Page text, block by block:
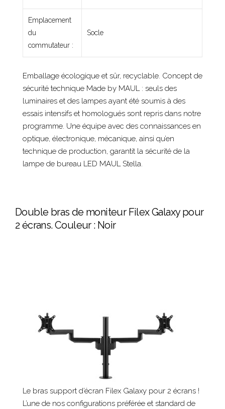
Emplacement
du
commutateur :
Socle
Emballage écologique et sûr, recyclable. Concept de
sécurité technique Made by MAUL : seuls des
luminaires et des lampes ayant été soumis à des
essais intensifs et homologués sont repris dans notre
programme. Une équipe avec des connaissances en
optique, électronique, mécanique, ainsi qu’en
technique de production, garantit la sécurité de la
lampe de bureau LED MAUL Stella.
Double bras de moniteur Filex Galaxy pour
2 écrans. Couleur : Noir
Le bras support d’écran Filex Galaxy pour 2 écrans !
L’une de nos configurations préférée et standard de